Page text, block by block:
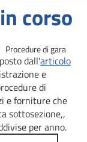
corso
Procedure di gara
dall'articolo
e
di
e forniture che
sottosezione,,
per anno.